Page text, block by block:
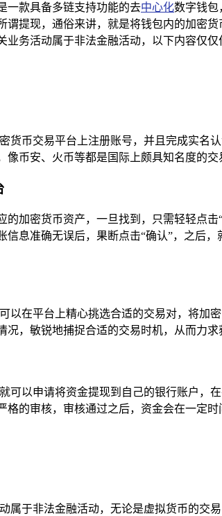
一款具备多链支持功能的去中心化数字钱包
提现，通俗来讲，就是将钱包内的加密
务活动属于非法金融活动，以下内容仅
货币交易平台上注册账号，并且完成实
币安、火币等都是国际上颇具知名度的
的加密货币资产，一旦找到，只需轻轻点
息准确无误后，果断点击“确认”，之后
以在平台上精心挑选合适的交易对，将
，敏锐地捕捉合适的交易时机，从而力求
可以申请将资金提现到自己的银行账户
的审核，审核通过之后，资金会在一定时
属于非法金融活动，无论是虚拟货币的